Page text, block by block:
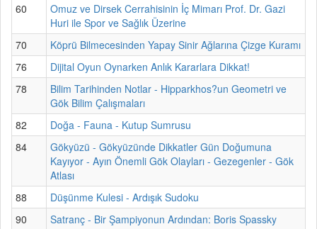
60
Omuz ve Dirsek Cerrahisinin İç Mimarı Prof. Dr. Gazi
Huri ile Spor ve Sağlık Üzerine
70
Köprü Bilmecesinden Yapay Sinir Ağlarına Çizge Kuramı
76
Dijital Oyun Oynarken Anlık Kararlara Dikkat!
78
Bilim Tarihinden Notlar - Hipparkhos?un Geometri ve
Gök Bilim Çalışmaları
82
Doğa - Fauna - Kutup Sumrusu
84
Gökyüzü - Gökyüzünde Dikkatler Gün Doğumuna
Kayıyor - Ayın Önemli Gök Olayları - Gezegenler - Gök
Atlası
88
Düşünme Kulesi - Ardışık Sudoku
90
Satranç - Bir Şampiyonun Ardından: Boris Spassky